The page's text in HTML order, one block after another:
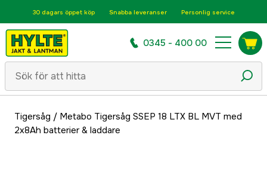
30 dagars öppet köp Snabba leveranser Personlig service
0345 - 400 00
Tigersåg / Metabo Tigersåg SSEP 18 LTX BL MVT med
2x8Ah batterier & laddare